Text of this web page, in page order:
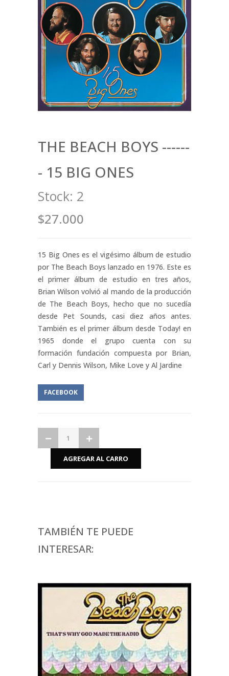
THE BEACH BOYS ------
- 15 BIG ONES
Stock: 2
$27.000
15 Big Ones es el vigésimo álbum de estudio
por The Beach Boys lanzado en 1976. Este es
el primer álbum de estudio en tres años,
Brian Wilson volvió al mando de la producción
de The Beach Boys, hecho que no sucedía
desde Pet Sounds, casi diez años antes.
También es el primer álbum desde Today! en
1965 donde el grupo cuenta con su
formación fundación compuesta por Brian,
Carl y Dennis Wilson, Mike Love y Al Jardine
FACEBOOK
TAMBIÉN TE PUEDE
INTERESAR: